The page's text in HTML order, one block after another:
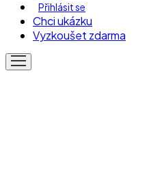
Přihlásit se
Chci ukázku
Vyzkoušet zdarma